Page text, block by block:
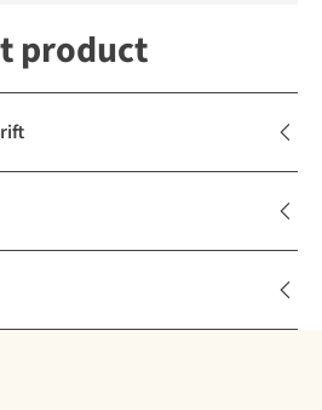
product